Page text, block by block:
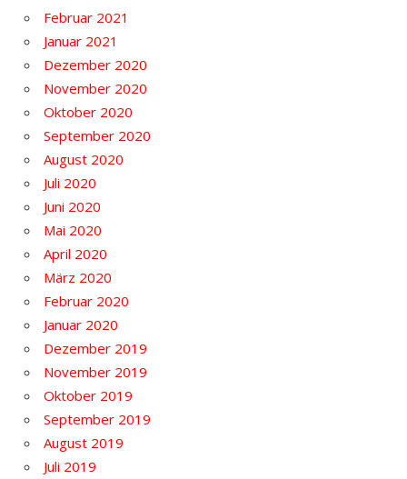
Februar 2021
Januar 2021
Dezember 2020
November 2020
Oktober 2020
September 2020
August 2020
Juli 2020
Juni 2020
Mai 2020
April 2020
März 2020
Februar 2020
Januar 2020
Dezember 2019
November 2019
Oktober 2019
September 2019
August 2019
Juli 2019